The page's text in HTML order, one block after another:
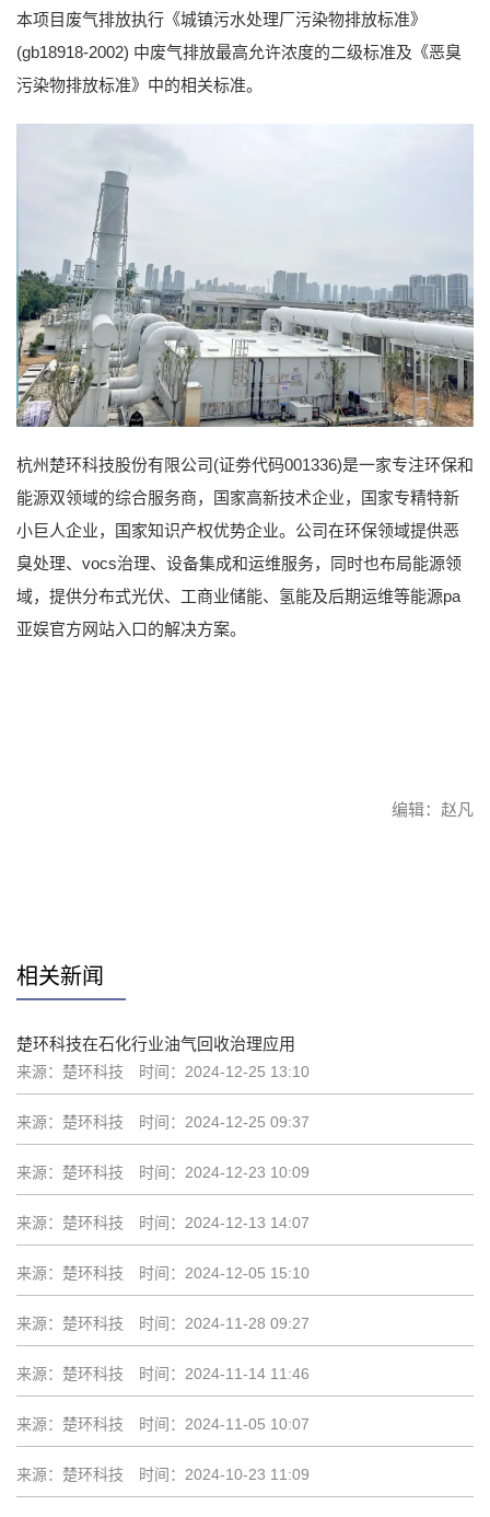
本项目废气排放执行《城镇污水处理厂污染物排放标准》
(gb18918-2002) 中废气排放最高允许浓度的二级标准及《恶臭
污染物排放标准》中的相关标准。
杭州楚环科技股份有限公司(证劵代码001336)是一家专注环保和
能源双领域的综合服务商，国家高新技术企业，国家专精特新
小巨人企业，国家知识产权优势企业。公司在环保领域提供恶
臭处理、vocs治理、设备集成和运维服务，同时也布局能源领
域，提供分布式光伏、工商业储能、氢能及后期运维等能源pa
亚娱官方网站入口的解决方案。
编辑：赵凡
相关新闻
楚环科技在石化行业油气回收治理应用
来源：楚环科技 时间：2024-12-25 13:10
来源：楚环科技 时间：2024-12-25 09:37
来源：楚环科技 时间：2024-12-23 10:09
来源：楚环科技 时间：2024-12-13 14:07
来源：楚环科技 时间：2024-12-05 15:10
来源：楚环科技 时间：2024-11-28 09:27
来源：楚环科技 时间：2024-11-14 11:46
来源：楚环科技 时间：2024-11-05 10:07
来源：楚环科技 时间：2024-10-23 11:09